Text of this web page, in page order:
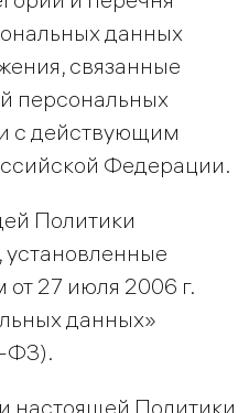
данных
связанные
персональных
с действующим
Федерации.
Политики
установленные
27 июля 2006 г.
данных»
ФЗ).
настоящей Политики